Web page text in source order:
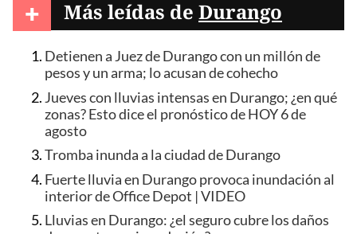
+ Más leídas de Durango
Detienen a Juez de Durango con un millón de
pesos y un arma; lo acusan de cohecho
Jueves con lluvias intensas en Durango; ¿en qué
zonas? Esto dice el pronóstico de HOY 6 de
agosto
Tromba inunda a la ciudad de Durango
Fuerte lluvia en Durango provoca inundación al
interior de Office Depot | VIDEO
Lluvias en Durango: ¿el seguro cubre los daños